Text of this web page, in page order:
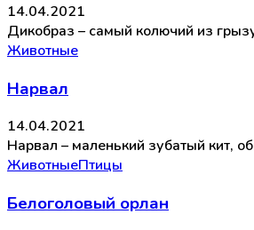
14.04.2021
Дикобраз – самый колючий из
Животные
Нарвал
14.04.2021
Нарвал – маленький зубатый кит,
ЖивотныеПтицы
Белоголовый орлан